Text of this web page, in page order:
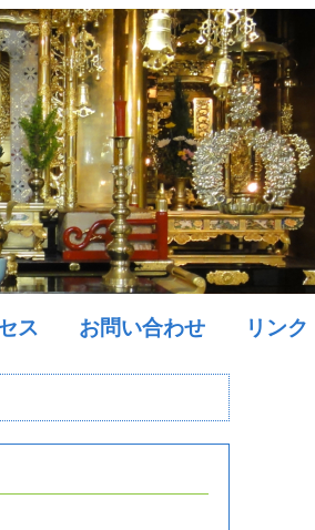
ス お問い合わせ リンク